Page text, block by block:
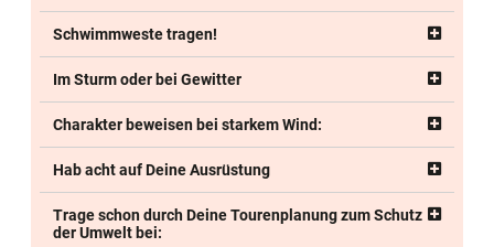
Schwimmweste tragen!
Im Sturm oder bei Gewitter
Charakter beweisen bei starkem Wind:
Hab acht auf Deine Ausrüstung
Trage schon durch Deine Tourenplanung zum Schutz
der Umwelt bei: